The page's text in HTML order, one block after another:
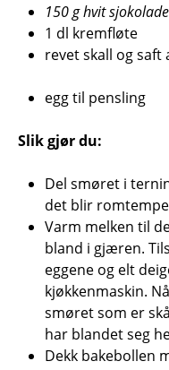
150 g hvit sjokolade
1 dl kremfløte
revet skall og saft
egg til pensling
Slik gjør du:
Del smøret i
det blir
Varm melken til
bland i gjæren.
eggene og elt
kjøkkenmaskin.
smøret som er
har blandet seg
Dekk bakebollen